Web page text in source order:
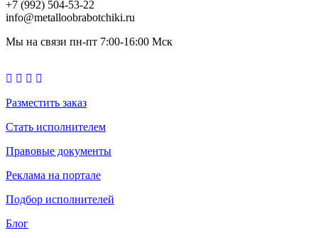
+7 (992) 504-53-22
info@metalloobrabotchiki.ru
Мы на связи пн-пт 7:00-16:00 Мск
Разместить заказ
Стать исполнителем
Правовые документы
Реклама на портале
Подбор исполнителей
Блог